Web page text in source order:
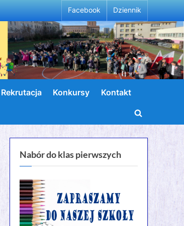
Facebook Dziennik
Rekrutacja Konkursy Kontakt
Toggle
search
Nabór do klas pierwszych